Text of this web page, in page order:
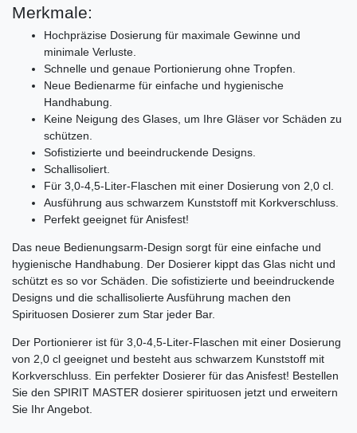
Merkmale:
Hochpräzise Dosierung für maximale Gewinne und
minimale Verluste.
Schnelle und genaue Portionierung ohne Tropfen.
Neue Bedienarme für einfache und hygienische
Handhabung.
Keine Neigung des Glases, um Ihre Gläser vor Schäden zu
schützen.
Sofistizierte und beeindruckende Designs.
Schallisoliert.
Für 3,0-4,5-Liter-Flaschen mit einer Dosierung von 2,0 cl.
Ausführung aus schwarzem Kunststoff mit Korkverschluss.
Perfekt geeignet für Anisfest!
Das neue Bedienungsarm-Design sorgt für eine einfache und
hygienische Handhabung. Der Dosierer kippt das Glas nicht und
schützt es so vor Schäden. Die sofistizierte und beeindruckende
Designs und die schallisolierte Ausführung machen den
Spirituosen Dosierer zum Star jeder Bar.
Der Portionierer ist für 3,0-4,5-Liter-Flaschen mit einer Dosierung
von 2,0 cl geeignet und besteht aus schwarzem Kunststoff mit
Korkverschluss. Ein perfekter Dosierer für das Anisfest! Bestellen
Sie den SPIRIT MASTER dosierer spirituosen jetzt und erweitern
Sie Ihr Angebot.